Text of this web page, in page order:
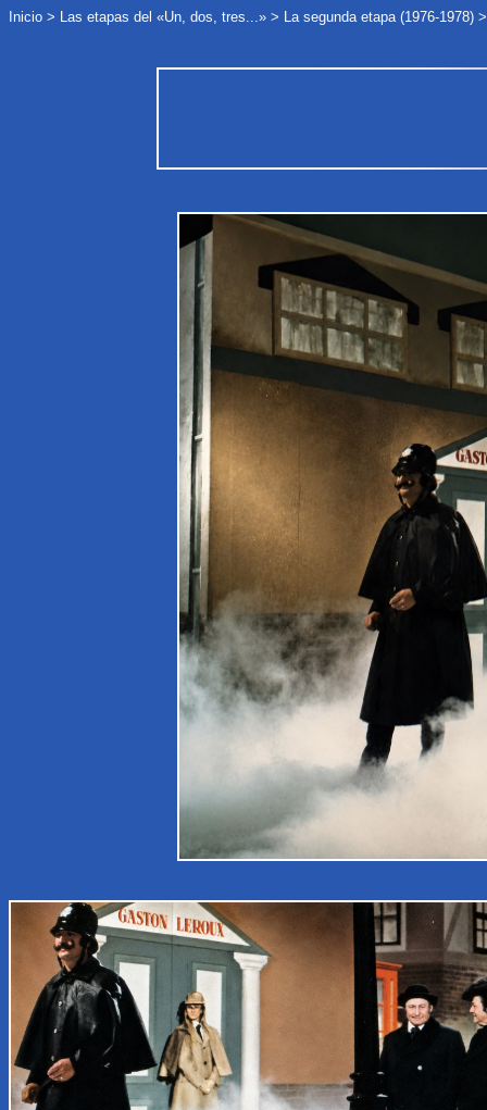
Inicio > Las etapas del «Un, dos, tres...» > La segunda etapa (1976-1978)